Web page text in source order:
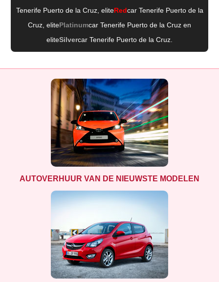
Tenerife Puerto de la Cruz, eliteRedcar Tenerife Puerto de la
Cruz , elitePlatinumcar Tenerife Puerto de la Cruz en
eliteSilvercar Tenerife Puerto de la Cruz
AUTOVERHUUR VAN DE NIEUWSTE MODELEN